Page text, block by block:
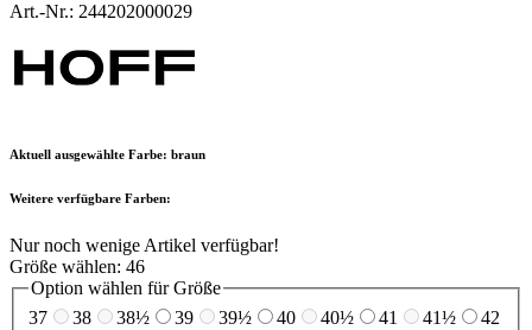
Art.-Nr.: 244202000029
Aktuell ausgewählte Farbe: braun
Weitere verfügbare Farben:
Nur noch wenige Artikel verfügbar!
Größe wählen: 46
Option wählen für Größe
37
38 38½ 39 39½ 40 40½ 41 41½
42